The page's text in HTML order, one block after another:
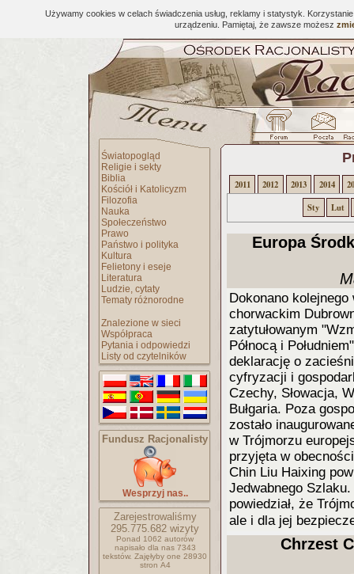
Używamy cookies w celach świadczenia usług, reklamy i statystyk.
urządzeniu. Pamiętaj, że zawsze możesz
Światopogląd
Religie i sekty
Biblia
Kościół i Katolicyzm
Filozofia
Nauka
Społeczeństwo
Prawo
Państwo i polityka
Kultura
Felietony i eseje
Literatura
Ludzie, cytaty
Tematy różnorodne
Znalezione w sieci
Współpraca
Pytania i odpowiedzi
Listy od czytelników
Fundusz Racjonalisty
Wesprzyj nas..
Zarejestrowaliśmy
295.775.682 wizyty
Ponad 1062 autorów
napisało dla nas 7343
tekstów. Zajęłyby one 28930
stron A4
2011 2012 2013 2014
Sty
Lut
Europa
Dokonano
chorwackim
zatytułowanym
Północą i
deklarację o
cyfryzacji i
Czechy, Słowacja,
Bułgaria. Poza
zostało
w Trójmorzu
przyjęta w
Chin Liu Haixing
Jedwabnego
powiedział, że
ale i dla jej
Chrzest